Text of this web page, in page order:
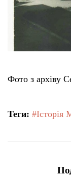
Фото з архіву
Теги: